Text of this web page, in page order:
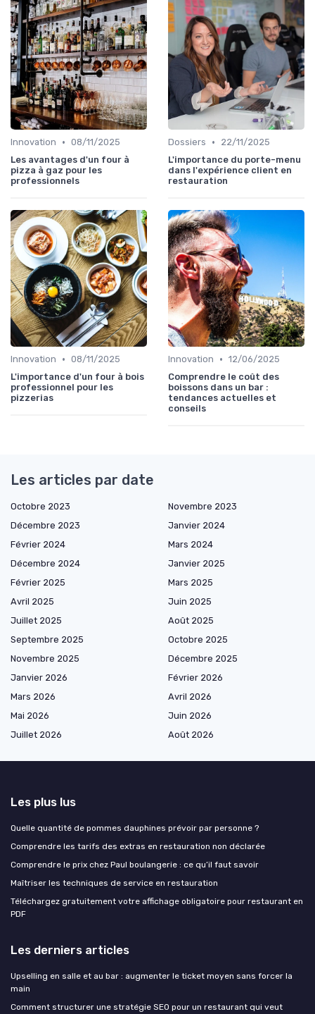
Innovation • 08/11/2025
Les avantages d'un four à
pizza à gaz pour les
professionnels
Dossiers •
22/11/2025
L'importance du porte-menu
dans l'expérience client en
restauration
Innovation • 08/11/2025
L'importance d'un four à bois
professionnel pour les
pizzerias
Innovation • 12/06/2025
Comprendre le coût des
boissons dans un bar :
tendances actuelles et
conseils
Les articles par date
Octobre 2023
Novembre 2023
Décembre 2023
Janvier 2024
Février 2024
Mars 2024
Décembre 2024
Janvier 2025
Février 2025
Mars 2025
Avril 2025
Juin 2025
Juillet 2025
Août 2025
Septembre 2025
Octobre 2025
Novembre 2025
Décembre 2025
Janvier 2026
Février 2026
Mars 2026
Avril 2026
Mai 2026
Juin 2026
Juillet 2026
Août 2026
Les plus lus
Quelle quantité de pommes dauphines prévoir par personne ?
Comprendre les tarifs des extras en restauration non déclarée
Comprendre le prix chez Paul boulangerie : ce qu’il faut savoir
Maîtriser les techniques de service en restauration
Téléchargez gratuitement votre affichage obligatoire pour restaurant en
PDF
Les derniers articles
Upselling en salle et au bar : augmenter le ticket moyen sans forcer la
main
Comment structurer une stratégie SEO pour un restaurant qui veut